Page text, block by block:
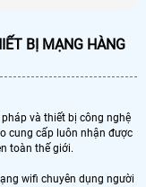
BỊ MẠNG HÀNG
và thiết bị công nghệ
cung cấp luôn nhận được
toàn thế giới.
wifi chuyên dụng người